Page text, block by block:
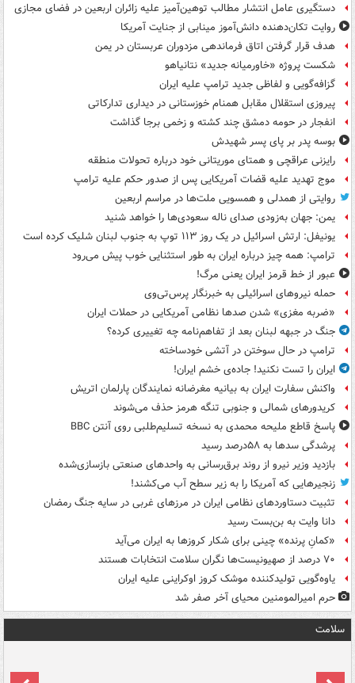
دستگیری عامل انتشار مطالب توهین‌آمیز علیه زائران اربعین در فضای مجازی
روایت تکان‌دهنده دانش‌آموز مینابی از جنایت آمریکا
هدف قرار گرفتن اتاق‌ فرماندهی مزدوران عربستان در یمن
شکست پروژه «خاورمیانه جدید» نتانیاهو
گزافه‌گویی و لفاظی جدید ترامپ علیه ایران
پیروزی استقلال مقابل همنام خوزستانی در دیداری تدارکاتی
انفجار در حومه دمشق چند کشته و زخمی برجا گذاشت
بوسه‌ پدر بر پای پسر شهیدش
رایزنی عراقچی و همتای موریتانی خود درباره تحولات منطقه
موج تهدید علیه قضات آمریکایی پس از صدور حکم علیه ترامپ
روایتی از همدلی و همسویی ملت‌ها در مراسم اربعین
یمن: جهان به‌زودی صدای ناله سعودی‌ها را خواهد شنید
یونیفل: ارتش اسرائیل در یک روز ۱۱۳ توپ به جنوب لبنان شلیک کرده است
ترامپ: همه چیز درباره ایران به طور استثنایی خوب پیش می‌رود
عبور از خط قرمز ایران یعنی مرگ!
حمله نیروهای اسرائیلی به خبرنگار پرس‌تی‌وی
«ضربه مغزی» شدن صدها نظامی آمریکایی در حملات ایران
جنگ در جبهه لبنان بعد از تفاهم‌نامه چه تغییری کرده؟
ترامپ در حال سوختن در آتشی خودساخته
ایران را تست نکنید! جاده‌ی خشم ایران!
واکنش سفارت ایران به بیانیه مغرضانه نمایندگان پارلمان اتریش
کریدورهای شمالی و جنوبی تنگه هرمز حذف می‌شوند
پاسخ قاطع ملیحه محمدی به نسخه تسلیم‌طلبی روی آنتن BBC
پرشدگی سدها به ۵۸درصد رسید
بازدید وزیر نیرو از روند برق‌رسانی به واحدهای صنعتی بازسازی‌شده
زنجیرهایی که آمریکا را به زیر سطح آب می‌کشند!
تثبیت دستاوردهای نظامی ایران در مرزهای غربی در سایه جنگ رمضان
دانا وایت به بن‌بست رسید
«کمانِ پرنده» چینی برای شکار کروزها به ایران می‌آید
۷۰ درصد از صهیونیست‌ها نگران سلامت انتخابات هستند
یاوه‌گویی تولیدکننده موشک کروز اوکراینی علیه ایران
حرم امیرالمومنین محیای آخر صفر شد
سلامت